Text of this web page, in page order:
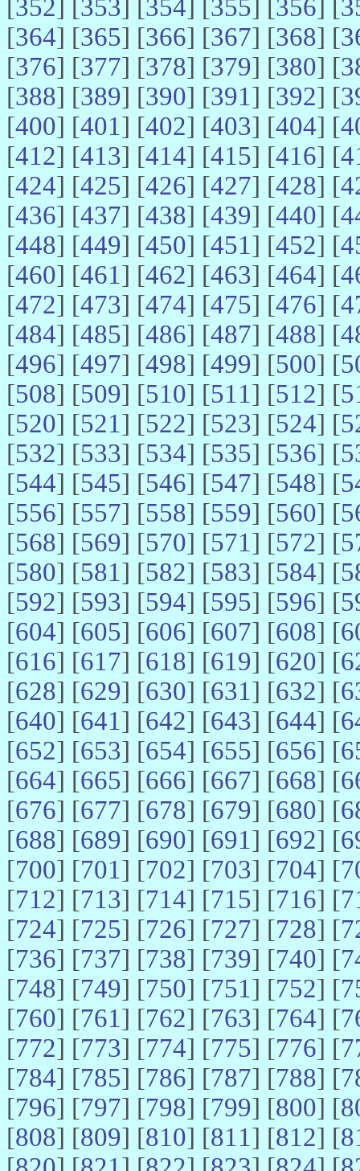
[352] [353] [354] [355] [356] [
[364] [365] [366] [367] [368] [
[376] [377] [378] [379] [380] [
[388] [389] [390] [391] [392] [
[400] [401] [402] [403] [404] [
[412] [413] [414] [415] [416] [
[424] [425] [426] [427] [428] [
[436] [437] [438] [439] [440] [
[448] [449] [450] [451] [452] [
[460] [461] [462] [463] [464] [
[472] [473] [474] [475] [476] [
[484] [485] [486] [487] [488] [
[496] [497] [498] [499] [500] [
[508] [509] [510] [511] [512] [
[520] [521] [522] [523] [524] [
[532] [533] [534] [535] [536] [
[544] [545] [546] [547] [548] [
[556] [557] [558] [559] [560] [
[568] [569] [570] [571] [572] [
[580] [581] [582] [583] [584] [
[592] [593] [594] [595] [596] [
[604] [605] [606] [607] [608] [
[616] [617] [618] [619] [620] [
[628] [629] [630] [631] [632] [
[640] [641] [642] [643] [644] [
[652] [653] [654] [655] [656] [
[664] [665] [666] [667] [668] [
[676] [677] [678] [679] [680] [
[688] [689] [690] [691] [692] [
[700] [701] [702] [703] [704] [
[712] [713] [714] [715] [716] [
[724] [725] [726] [727] [728] [
[736] [737] [738] [739] [740] [
[748] [749] [750] [751] [752] [
[760] [761] [762] [763] [764] [
[772] [773] [774] [775] [776] [
[784] [785] [786] [787] [788] [
[796] [797] [798] [799] [800] [
[808] [809] [810] [811] [812] [